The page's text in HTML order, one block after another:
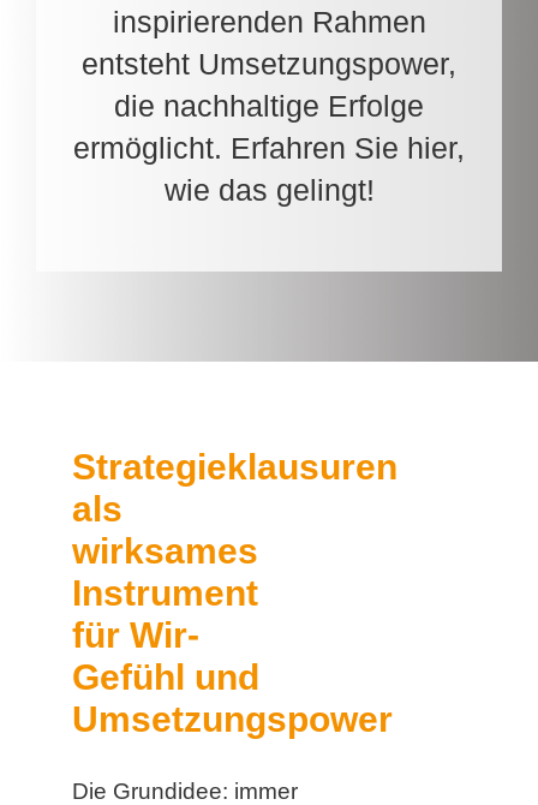
inspirierenden Rahmen
entsteht Umsetzungspower,
die nachhaltige Erfolge
ermöglicht. Erfahren Sie hier,
wie das gelingt!
Strategieklausuren
als
wirksames
Instrument
für Wir-
Gefühl und
Umsetzungspower
Die Grundidee: immer